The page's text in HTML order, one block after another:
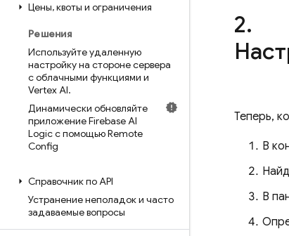
Цены,квоты и ограничения
Решения
Используйте удаленную
настройку на стороне сервера
с облачными функциями и
Vertex AI.
Динамически обновляйте
приложение Firebase AI
Logic с помощью Remote
Config
Справочник по API
Устранение неполадок и часто
задаваемые вопросы
2.
Теперь,
В
В